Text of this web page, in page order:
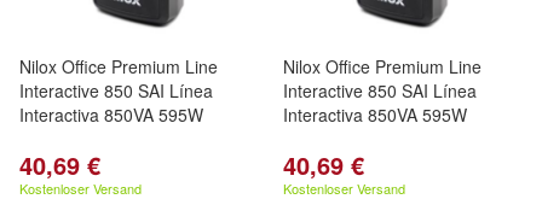
Nilox Office Premium Line
Interactive 850 SAI Línea
Interactiva 850VA 595W
40,69 €
Kostenloser Versand
Nilox Office Premium Line
Interactive 850 SAI Línea
Interactiva 850VA 595W
40,69 €
Kostenloser Versand